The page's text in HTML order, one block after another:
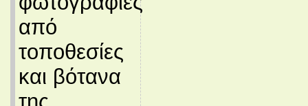
από
τοποθεσίες
και βότανα